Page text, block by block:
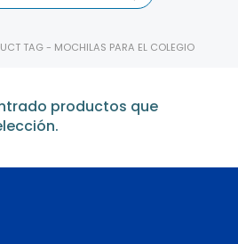
TAG - MOCHILAS PARA EL COLEGIO
productos que